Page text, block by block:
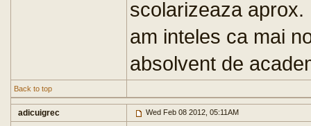
scolarizeaza
am inteles ca mai
absolvent de
Back to top
adicuigrec Wed Feb 08 2012, 05:11AM